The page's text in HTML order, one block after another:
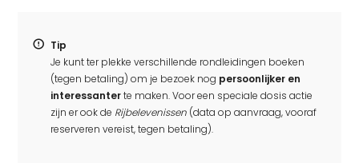
Tip
Je kunt ter plekke verschillende rondleidingen boeken
(tegen betaling) om je bezoek nog persoonlijker en
interessanterte maken. Voor een speciale dosis actie
zijn er ook de Rijbelevenissen (data op aanvraag, vooraf
reserveren vereist, tegen betaling).